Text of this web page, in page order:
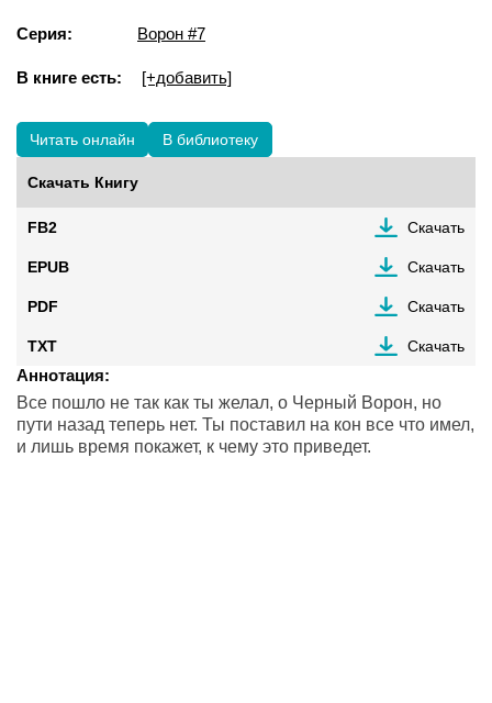
Серия: Ворон #7
В книге есть: [+добавить]
Читать онлайн В библиотеку
Скачать Книгу
FB2 Скачать
EPUB Скачать
PDF Скачать
TXT Скачать
Аннотация:
Все пошло не так как ты желал, о Черный Ворон, но
пути назад теперь нет. Ты поставил на кон все что имел,
и лишь время покажет, к чему это приведет.